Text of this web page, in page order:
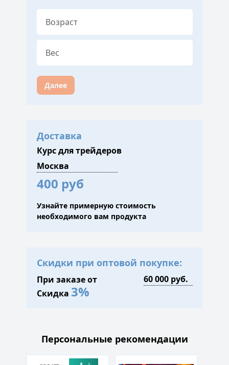
Далее
Доставка
Курс для трейдеров
400 руб
Узнайте примерную стоимость
необходимого вам продукта
Скидки при оптовой покупке:
При заказе от
Скидка 3%
Персональные рекомендации